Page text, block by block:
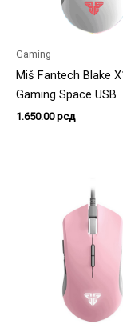
Gaming
Miš Fantech Blake
Gaming Space USB
1.650.00рсд